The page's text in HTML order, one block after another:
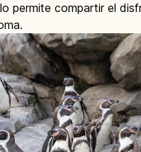
permite compartir el